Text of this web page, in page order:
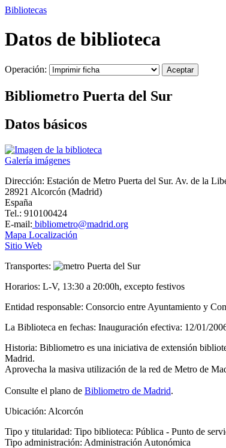
Bibliotecas
Datos de biblioteca
Operación:
Bibliometro Puerta del Sur
Datos básicos
Galería imágenes
Dirección: Estación de Metro Puerta del Sur. Av. de la
28921 Alcorcón (Madrid)
España
Tel.: 910100424
E-mail: bibliometro@madrid.org
Mapa Localización
Sitio Web
Transportes:
Puerta del Sur
Horarios: L-V, 13:30 a 20:00h, excepto festivos
Entidad responsable: Consorcio entre Ayuntamiento y
La Biblioteca en fechas: Inauguración efectiva: 12/01/
Historia: Bibliometro es una iniciativa de extensión
Madrid.
Aprovecha la masiva utilización de la red de Metro de
Consulte el plano de Bibliometro de Madrid.
Ubicación: Alcorcón
Tipo y titularidad: Tipo biblioteca: Pública - Punto de
Tipo administración: Administración Autonómica